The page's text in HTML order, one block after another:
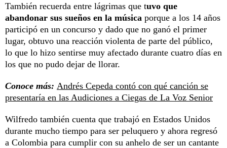
También recuerda entre lágrimas que tuvo que
abandonar sus sueños en la música porque a los 14 años
participó en un concurso y dado que no ganó el primer
lugar, obtuvo una reacción violenta de parte del público,
lo que lo hizo sentirse muy afectado durante cuatro días en
los que no pudo dejar de llorar.
Conoce más: Andrés Cepeda contó con qué canción se
presentaría en las Audiciones a Ciegas de La Voz Senior
Wilfredo también cuenta que trabajó en Estados Unidos
durante mucho tiempo para ser peluquero y ahora regresó
a Colombia para cumplir con su anhelo de ser un cantante